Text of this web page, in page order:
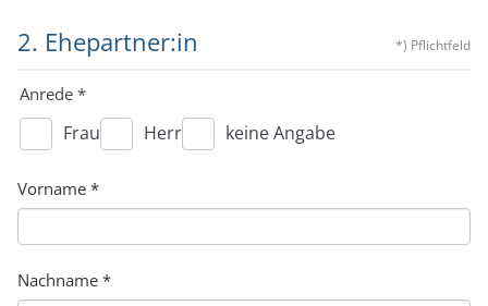
2. Ehepartner:in *) Pflichtfeld
Anrede *
Frau Herr keine Angabe
Vorname *
Nachname *